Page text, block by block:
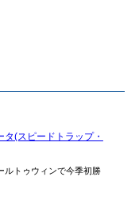
(スピードトラップ・
ルトゥウィンで今季初勝